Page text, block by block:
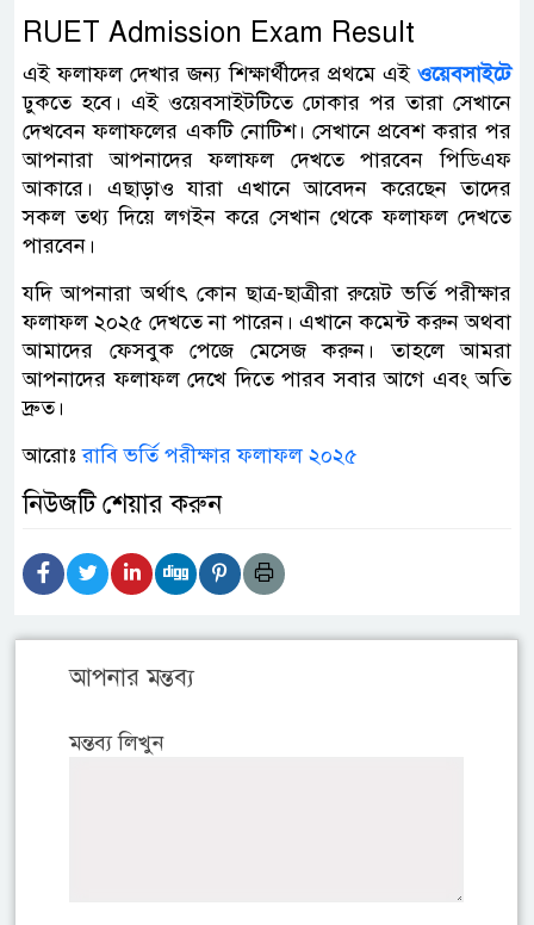
RUET Admission Exam Result
এই ফলাফল দেখার জন্য শিক্ষার্থীদের প্রথমে এই ওয়েবসাইটে
ঢুকতে হবে। এই ওয়েবসাইটটিতে ঢোকার পর তারা সেখানে
দেখবেন ফলাফলের একটি নোটিশ। সেখানে প্রবেশ করার পর
আপনারা আপনাদের ফলাফল দেখতে পারবেন পিডিএফ
আকারে। এছাড়াও যারা এখানে আবেদন করেছেন তাদের
সকল তথ্য দিয়ে লগইন করে সেখান থেকে ফলাফল দেখতে
পারবেন।
যদি আপনারা অর্থাৎ কোন ছাত্র-ছাত্রীরা রুয়েট ভর্তি পরীক্ষার
ফলাফল ২০২৫ দেখতে না পারেন। এখানে কমেন্ট করুন অথবা
আমাদের ফেসবুক পেজে মেসেজ করুন। তাহলে আমরা
আপনাদের ফলাফল দেখে দিতে পারব সবার আগে এবং অতি
দ্রুত।
আরোঃরাবি ভর্তি পরীক্ষার ফলাফল ২০২৫
নিউজটি শেয়ার করুন
আপনার মন্তব্য
মন্তব্য লিখুন